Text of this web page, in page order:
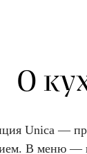
О
Unica —
В меню —